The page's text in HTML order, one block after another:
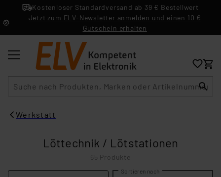
Kostenloser Standardversand ab 39 € Bestellwert
Jetzt zum ELV-Newsletter anmelden und einen 10 €
Gutschein erhalten
Werkstatt
Löttechnik / Lötstationen
65 Produkte
Sortieren nach